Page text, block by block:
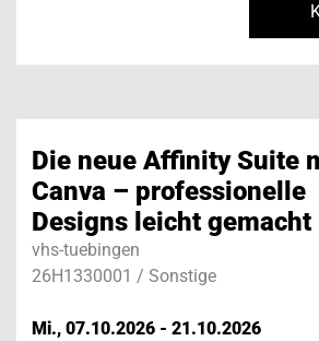
Die neue Affinity Suite
Canva – professionelle
Designs leicht gemacht
vhs-tuebingen
26H1330001 / Sonstige
Mi., 07.10.2026 - 21.10.2026